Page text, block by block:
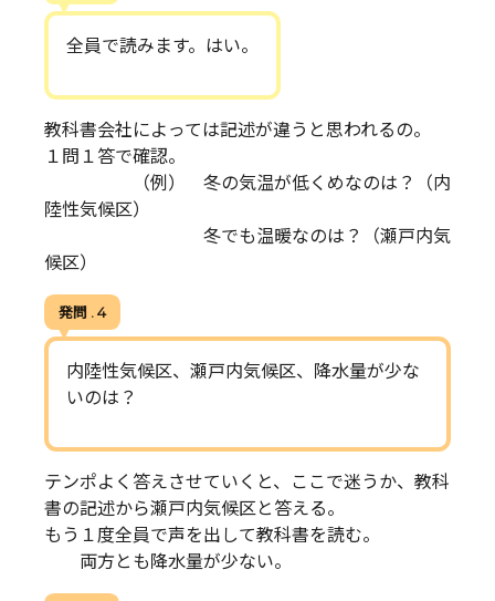
全員で読みます。はい。
教科書会社によっては記述が違うと思われるの。
１問１答で確認。
（例） 冬の気温が低くめなのは？（内
陸性気候区）
冬でも温暖なのは？（瀬戸内気
候区）
発問 . 4
内陸性気候区、瀬戸内気候区、降水量が少な
いのは？
テンポよく答えさせていくと、ここで迷うか、教科
書の記述から瀬戸内気候区と答える。
もう１度全員で声を出して教科書を読む。
両方とも降水量が少ない。